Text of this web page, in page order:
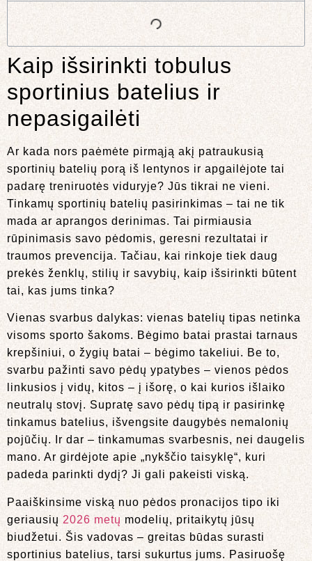
Kaip išsirinkti tobulus
sportinius batelius ir
nepasigailėti
Ar kada nors paėmėte pirmąją akį patraukusią
sportinių batelių porą iš lentynos ir apgailėjote tai
padarę treniruotės viduryje? Jūs tikrai ne vieni.
Tinkamų sportinių batelių pasirinkimas – tai ne tik
mada ar aprangos derinimas. Tai pirmiausia
rūpinimasis savo pėdomis, geresni rezultatai ir
traumos prevencija. Tačiau, kai rinkoje tiek daug
prekės ženklų, stilių ir savybių, kaip išsirinkti būtent
tai, kas jums tinka?
Vienas svarbus dalykas: vienas batelių tipas netinka
visoms sporto šakoms. Bėgimo batai prastai tarnaus
krepšiniui, o žygių batai – bėgimo takeliui. Be to,
svarbu pažinti savo pėdų ypatybes – vienos pėdos
linkusios į vidų, kitos – į išorę, o kai kurios išlaiko
neutralų stovį. Supratę savo pėdų tipą ir pasirinkę
tinkamus batelius, išvengsite daugybės nemalonių
pojūčių. Ir dar – tinkamumas svarbesnis, nei daugelis
mano. Ar girdėjote apie „nykščio taisyklę“, kuri
padeda parinkti dydį? Ji gali pakeisti viską.
Paaiškinsime viską nuo pėdos pronacijos tipo iki
geriausių 2026 metų modelių, pritaikytų jūsų
biudžetui. Šis vadovas – greitas būdas surasti
sportinius batelius, tarsi sukurtus jums. Pasiruošę